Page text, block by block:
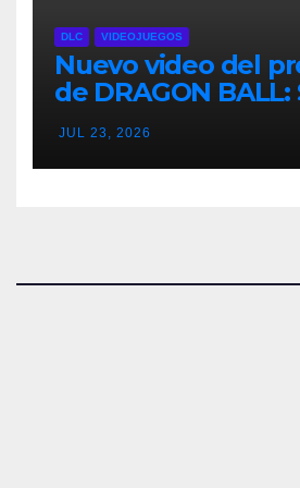
DLC VIDEOJUEGOS
Nuevo video del
de DRAGON
ZERO detalla el
Breaking NEO DLC
JUL 23, 2026